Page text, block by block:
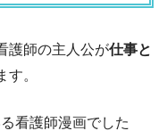
護師の主人公が仕事と
す。
看護師漫画でした